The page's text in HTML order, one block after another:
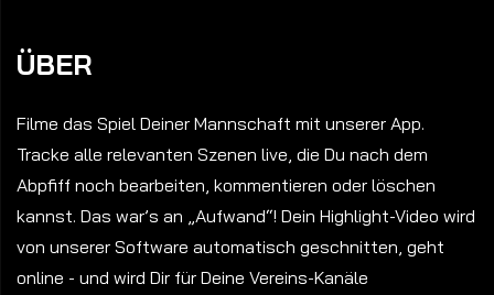
ÜBER
Filme das Spiel Deiner Mannschaft mit unserer App.
Tracke alle relevanten Szenen live, die Du nach dem
Abpfiff noch bearbeiten, kommentieren oder löschen
kannst. Das war’s an „Aufwand“! Dein Highlight-Video wird
von unserer Software automatisch geschnitten, geht
online - und wird Dir für Deine Vereins-Kanäle